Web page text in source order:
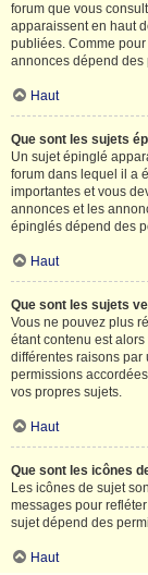
forum que vous
apparaissent en haut
publiées. Comme
annonces dépend des
Haut
Que sont les sujets
Un sujet épinglé
forum dans lequel il a
importantes et vous
annonces et les
épinglés dépend des
Haut
Que sont les sujets
Vous ne pouvez plus
étant contenu est
différentes raisons par
permissions
vos propres sujets.
Haut
Que sont les icônes
Les icônes de sujet
messages pour
sujet dépend des
Haut